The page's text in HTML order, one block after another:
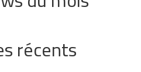
récents